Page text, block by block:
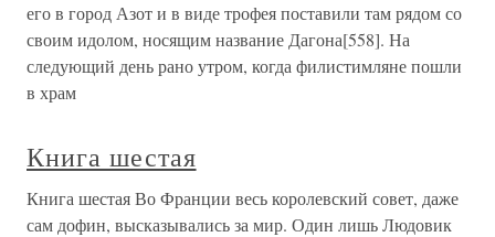
его в город Азот и в виде трофея поставили там рядом со
своим идолом, носящим название Дагона[558]. На
следующий день рано утром, когда филистимляне пошли
в храм
Книга шестая
Книга шестая Во Франции весь королевский совет, даже
сам дофин, высказывались за мир. Один лишь Людовик